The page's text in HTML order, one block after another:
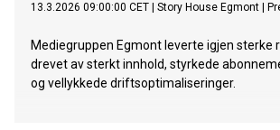
13.3.2026 09:00:00 CET Story House Egmont
Mediegruppen Egmont leverte igjen sterke
drevet av sterkt innhold, styrkede
og vellykkede driftsoptimaliseringer.